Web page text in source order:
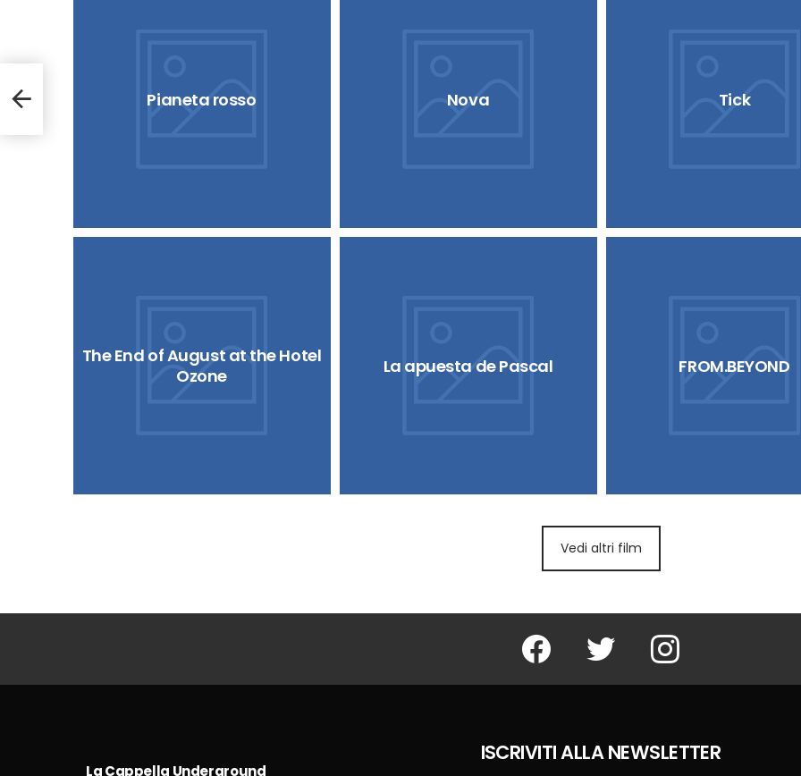
Pianeta rosso Nova Tick
The End of August at the Hotel
Ozone
La apuesta de Pascal FROM.BEYOND
Vedi altri film
Facebook Twitter Instagram
La Cappella Underground
ISCRIVITI ALLA NEWSLETTER